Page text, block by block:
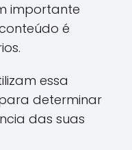
importante
é
essa
determinar
das suas